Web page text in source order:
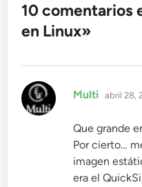
10 comentarios
en Linux»
Multi dice:
abril 28,
Que grande
Por cierto…
imagen
era el